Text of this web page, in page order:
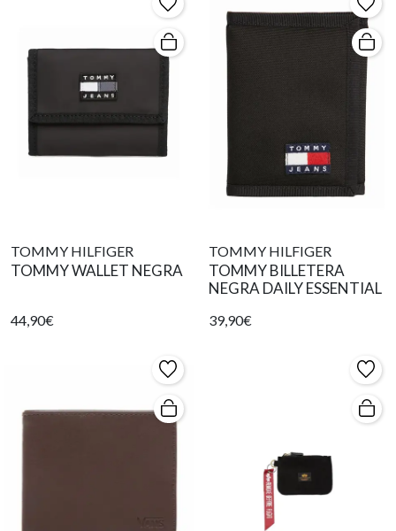
TOMMY HILFIGER
TOMMY WALLET NEGRA
44,90€
TOMMY HILFIGER
TOMMY BILLETERA
NEGRA DAILY ESSENTIAL
39,90€